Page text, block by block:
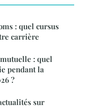
: quel cursus
carrière
: quel
pendant la
?
sur